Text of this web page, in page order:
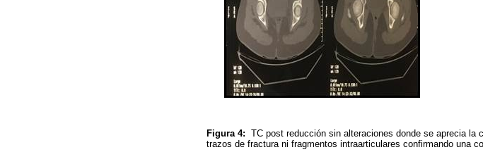
Figura 4: TC post reducción sin alteraciones donde se aprecia la
trazos de fractura ni fragmentos intraarticulares confirmando una